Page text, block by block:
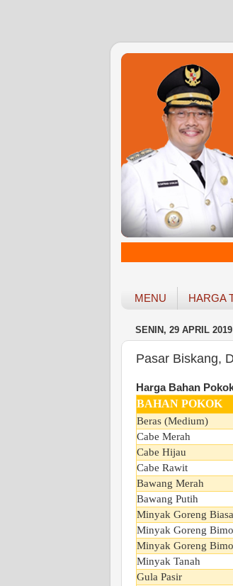
MENU HARGA
SENIN, 29 APRIL 2019
Pasar Biskang,
Harga Bahan
BAHAN POKOK
Beras (Medium)
Cabe Merah
Cabe Hijau
Cabe Rawit
Bawang Merah
Bawang Putih
Minyak Goreng Biasa
Minyak Goreng
Minyak Goreng
Minyak Tanah
Gula Pasir